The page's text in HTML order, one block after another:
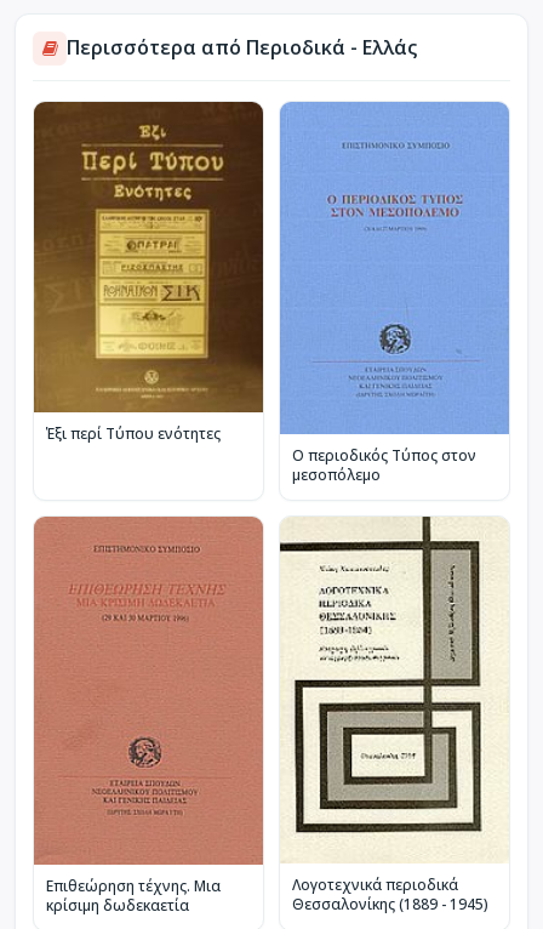
Περισσότερα από Περιοδικά - Ελλάς
Έξι περί Τύπου ενότητες
Ο περιοδικός Τύπος στον
μεσοπόλεμο
Επιθεώρηση τέχνης. Μια
κρίσιμη δωδεκαετία
Λογοτεχνικά περιοδικά
Θεσσαλονίκης (1889 - 1945)